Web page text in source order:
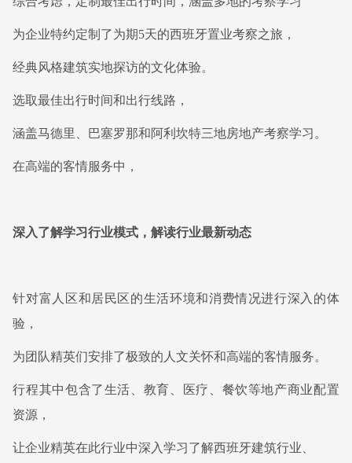
为企业特约定制了为期5天的西班牙置业考察之旅，
经典风格建筑实地探访的文化体验。
选取最佳出行时间和出行线路，
涵盖马德里、巴塞罗那和阿利坎特三地房地产考察学习。
在高端的客情服务中，
深入了解学习行业模式，解读行业最新动态
针对富人区和居民区的生活环境和消费情况进行深入的体
验，
为团队精英们安排了极致的人文关怀和高端的客情服务。
行程其中包含了生活、教育、医疗、餐饮等地产商业配置
资源，
让企业精英在此行业中深入学习了解西班牙建筑行业、